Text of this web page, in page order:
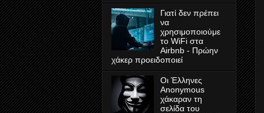
Γιατί δεν πρέπει
να
χρησιμοποιούμε
το WiFi στα
Airbnb - Πρώην
χάκερ προειδοποιεί
Οι Έλληνες
Anonymous
χάκαραν τη
σελίδα του